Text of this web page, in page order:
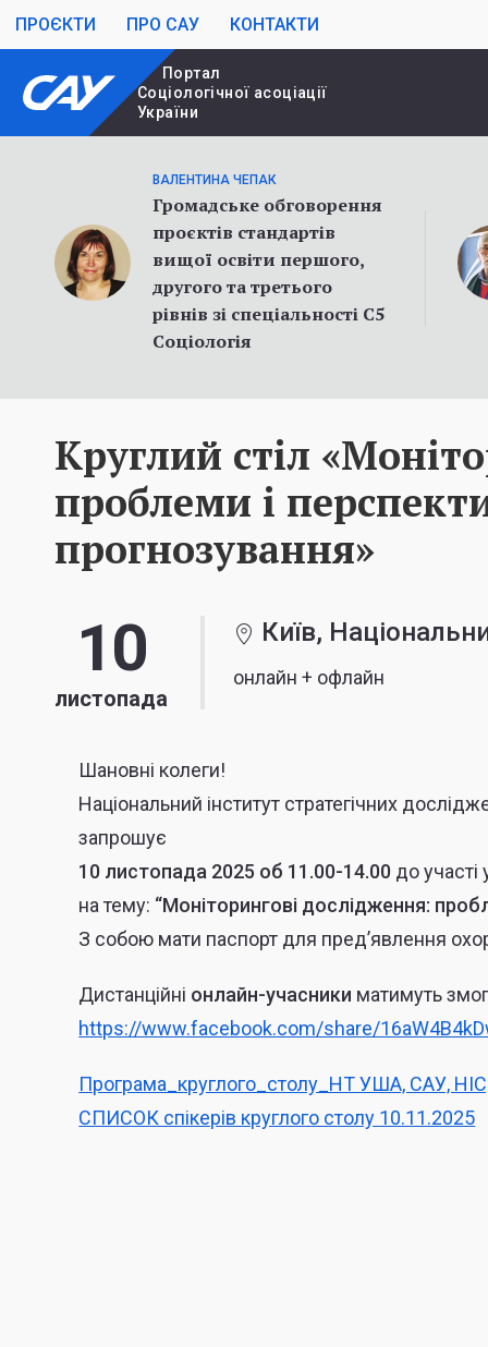
ПРОЄКТИ ПРО САУ КОНТАКТИ
Портал
Cоціологічної асоціації
України
ВАЛЕНТИНА ЧЕПАК
Громадське обговорення
проєктів стандартів
вищої освіти першого,
другого та третього
рівнів зі спеціальності С5
Соціологія
Круглий стіл
проблеми і
прогнозування»
10
листопада
Київ,
онлайн + офлайн
Шановні колеги!
Національний інститут стратегічних
запрошує
10 листопада 2025 об 11.00-14.00 до участі
на тему: “Моніторингові дослідження:
З собою мати паспорт для пред’явлення
Дистанційні онлайн-учасники матимуть
https://www.facebook.com/share/
Програма_круглого_столу_НТ УША, САУ,
СПИСОК спікерів круглого столу 10.11.2025